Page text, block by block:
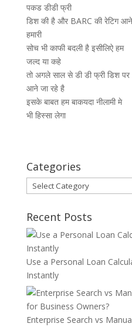
पकड डीडी फ्री
डिश की है और BARC की रेटिग
हमारी
सोच भी काफी बदली है इसीलिऐ हम
जल्द या कहे
तो अगले साल से डी डी फ्री डिश पर
आने जा रहे है
इसके बाबत हम बाकयदा नीलामी मे
भी हिस्सा लेगा
Categories
Categories
Recent Posts
Use a Personal Loan
Instantly
Enterprise Search vs